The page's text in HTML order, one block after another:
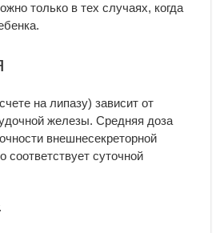
только в тех случаях, когда
на липазу) зависит от
железы. Средняя доза
внешнесекреторной
суточной